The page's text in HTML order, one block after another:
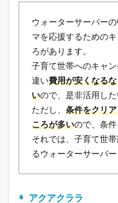
ウォーターサーバー
マを応援するための
ろがあります。
子育て世帯へのキャ
違い費用が安くなる
いので、是非活用した
ただし、 条件をクリ
ころが多いので、条件
それでは、子育て世
るウォーターサーバー
アクアクララ